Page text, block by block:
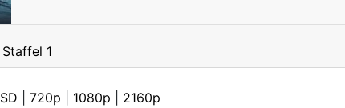
Staffel 1
SD 720p 1080p 2160p